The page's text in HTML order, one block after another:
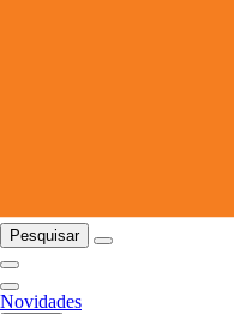
Pesquisar
Novidades